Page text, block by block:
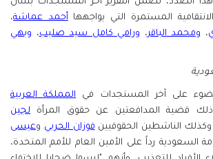
الصدد، تضمن التقرير آخر المستجدات بشأن
المستمرة التي يواجههاأحمد عماشة،
، ومحمد الباقر،ورامي كامل سيد صليب، وبهي
على آخر المستجدات فيالمملكة العربية
قضية المدافعتين عن حقوق المرأة لجين
الناشطين الحقوقيينفوزان الحربيوعيسى
السعودية رداً على الأمين العام للأمم المتحدة،